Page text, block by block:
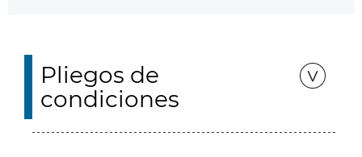
Pliegos de
condiciones